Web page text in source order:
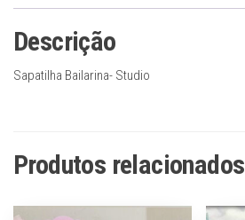
Descrição
Sapatilha Bailarina- Studio
Produtos relacionados